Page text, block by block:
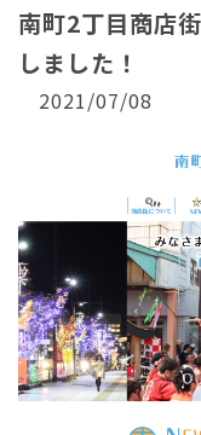
南町2丁目商店
しました！
2021/07/08